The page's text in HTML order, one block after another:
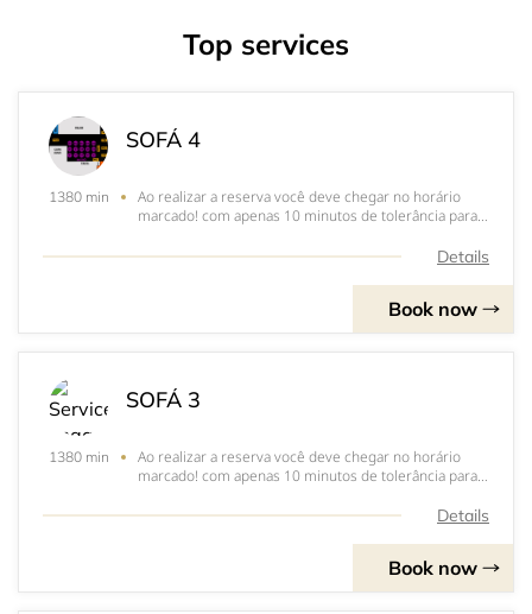
Top services
SOFÁ 4
1380 min
Ao realizar a reserva você deve chegar no horário
marcado! com apenas 10 minutos de tolerância para
ás 20:00CONSUMO R$ 100,00
Details
Book now
SOFÁ 3
1380 min
Ao realizar a reserva você deve chegar no horário
marcado! com apenas 10 minutos de tolerância para
ás 20:00CONSUMO R$ 100,00
Details
Book now